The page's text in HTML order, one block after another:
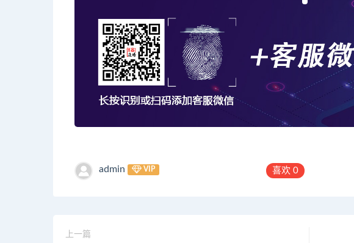
admin VIP 喜欢0
上一篇